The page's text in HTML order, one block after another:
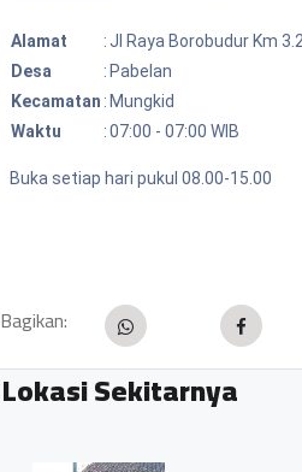
Alamat : Jl Raya Borobudur Km 3.2
Desa
: Pabelan
Kecamatan : Mungkid
Waktu
:07:00 - 07:00 WIB
Buka setiap hari pukul 08.00-15.00
Bagikan:
Lokasi Sekitarnya